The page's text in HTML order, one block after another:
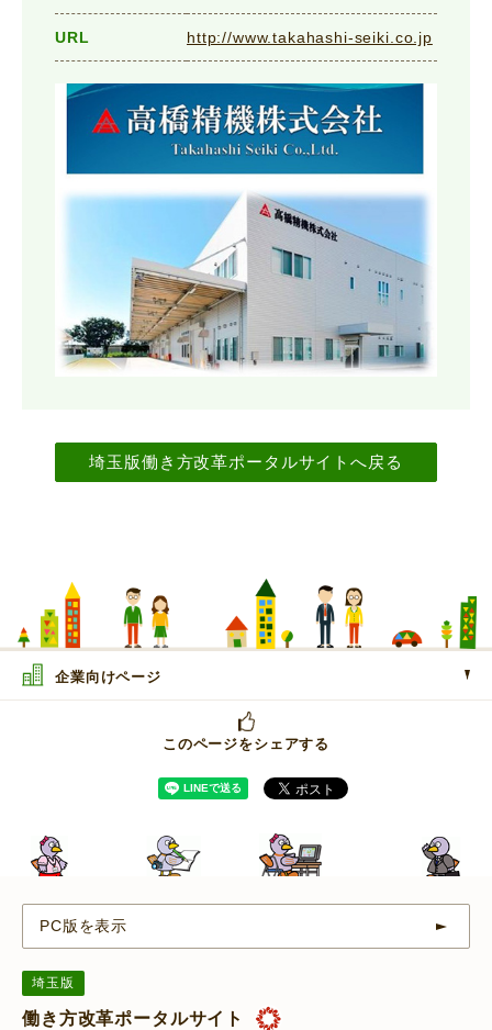
URL http://www.takahashi-seiki.co.jp
埼玉版働き方改革ポータルサイトへ戻る
企業向けページ
このページをシェアする
PC版を表示
埼玉版
働き方改革ポータルサイト